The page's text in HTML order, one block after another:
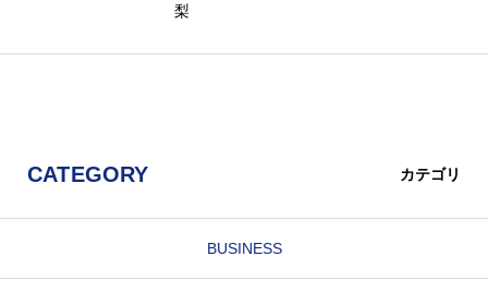
梨
CATEGORY カテゴリ
BUSINESS